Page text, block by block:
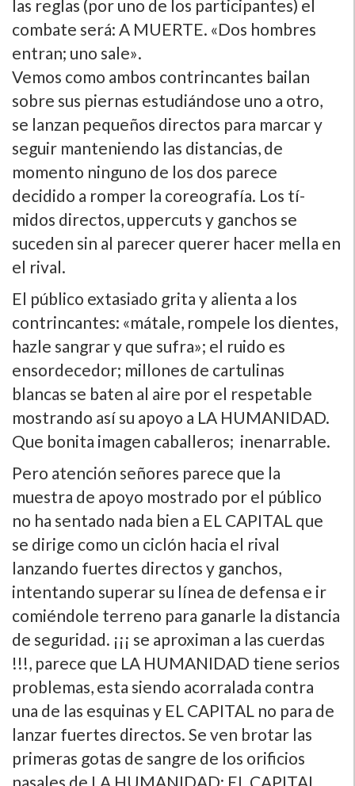
las reglas (por uno de los participantes) el
combate será: A MUERTE. «Dos hombres
entran; uno sale».
Vemos como ambos contrincantes bailan
sobre sus piernas estudiándose uno a otro,
se lanzan pequeños directos para marcar y
seguir manteniendo las distancias, de
momento ninguno de los dos parece
decidido a romper la coreografí­a. Los tí­
midos directos, uppercuts y ganchos se
suceden sin al parecer querer hacer mella en
el rival.
El público extasiado grita y alienta a los
contrincantes: «mátale, rompele los dientes,
hazle sangrar y que sufra»; el ruido es
ensordecedor; millones de cartulinas
blancas se baten al aire por el respetable
mostrando así­ su apoyo a LA HUMANIDAD.
Que bonita imagen caballeros; inenarrable.
Pero atención señores parece que la
muestra de apoyo mostrado por el público
no ha sentado nada bien a EL CAPITAL que
se dirige como un ciclón hacia el rival
lanzando fuertes directos y ganchos,
intentando superar su lí­nea de defensa e ir
comiéndole terreno para ganarle la distancia
de seguridad. ¡¡¡ se aproximan a las cuerdas
!!!, parece que LA HUMANIDAD tiene serios
problemas, esta siendo acorralada contra
una de las esquinas y EL CAPITAL no para de
lanzar fuertes directos. Se ven brotar las
primeras gotas de sangre de los orificios
nasales de LA HUMANIDAD; EL CAPITAL